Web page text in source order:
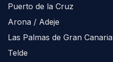
Puerto de la Cruz
Arona / Adeje
Las Palmas de Gran Canaria
Telde